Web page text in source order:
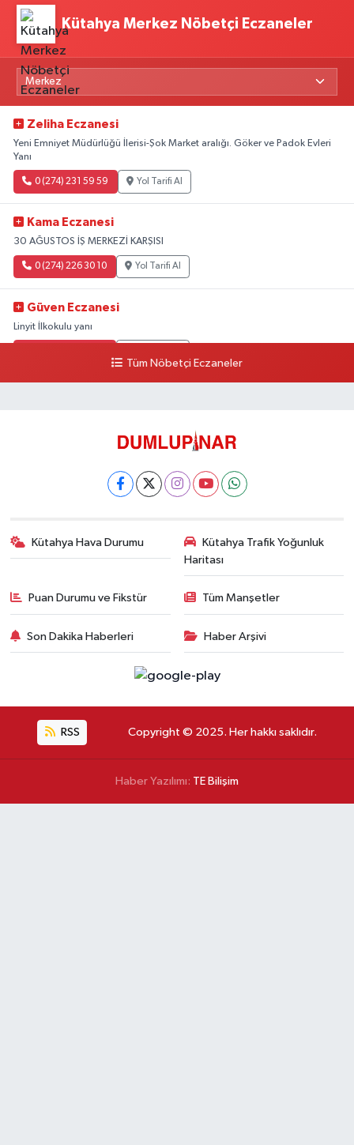
Kütahya Merkez Nöbetçi Eczaneler
Zeliha Eczanesi
Yeni Emniyet Müdürlüğü İlerisi-Şok Market aralığı. Göker ve Padok Evleri
Yanı
0 (274) 231 59 59 Yol Tarifi Al
Kama Eczanesi
30 AĞUSTOS İŞ MERKEZİ KARŞISI
0 (274) 226 30 10 Yol Tarifi Al
Güven Eczanesi
Linyit İlkokulu yanı
Tüm Nöbetçi Eczaneler
Kütahya Hava Durumu
Kütahya Trafik Yoğunluk
Haritası
Puan Durumu ve Fikstür Tüm Manşetler
Son Dakika Haberleri Haber Arşivi
RSS Copyright © 2025. Her hakkı saklıdır.
Haber Yazılımı: TE Bilişim